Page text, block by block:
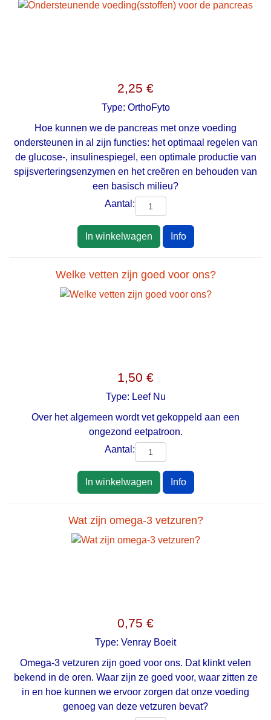
2,25 €
Type: OrthoFyto
Hoe kunnen we de pancreas met onze voeding
ondersteunen in al zijn functies: het optimaal regelen van
de glucose-, insulinespiegel, een optimale productie van
spijsverteringsenzymen en het creëren en behouden van
een basisch milieu?
Aantal:
In winkelwagen Info
Welke vetten zijn goed voor ons?
1,50 €
Type: Leef Nu
Over het algemeen wordt vet gekoppeld aan een
ongezond eetpatroon.
Aantal:
In winkelwagen Info
Wat zijn omega-3 vetzuren?
0,75 €
Type: Venray Boeit
Omega-3 vetzuren zijn goed voor ons. Dat klinkt velen
bekend in de oren. Waar zijn ze goed voor, waar zitten ze
in en hoe kunnen we ervoor zorgen dat onze voeding
genoeg van deze vetzuren bevat?